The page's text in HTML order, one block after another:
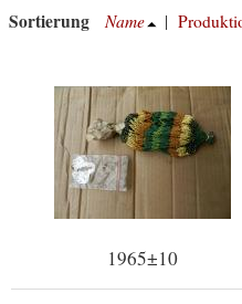
Sortierung Name |
1965±10